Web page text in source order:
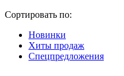
Сортировать по:
Новинки
Хиты продаж
Спецпредложения